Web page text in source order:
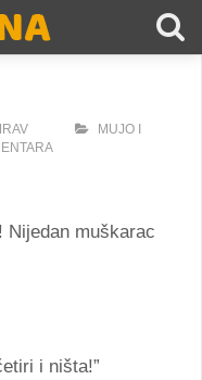
MUJO I
Nijedan muškarac
i ništa!”